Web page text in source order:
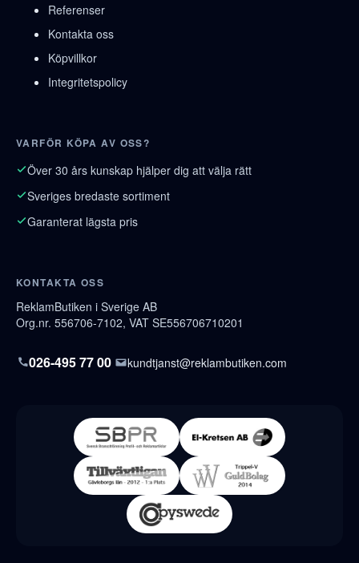
Referenser
Kontakta oss
Köpvillkor
Integritetspolicy
VARFÖR KÖPA AV OSS?
Över 30 års kunskap hjälper dig att välja rätt
Sveriges bredaste sortiment
Garanterat lägsta pris
KONTAKTA OSS
ReklamButiken i Sverige AB
Org.nr. 556706-7102, VAT SE556706710201
026-495 77 00 kundtjanst@reklambutiken.com